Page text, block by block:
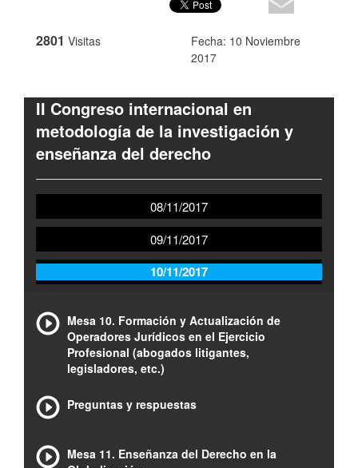
2801 Visitas
Fecha: 10 Noviembre
2017
II Congreso internacional en
metodología de la investigación y
enseñanza del derecho
08/11/2017
09/11/2017
10/11/2017
Mesa 10. Formación y Actualización de
Operadores Jurídicos en el Ejercicio
Profesional (abogados litigantes,
legisladores, etc.)
Preguntas y respuestas
Mesa 11. Enseñanza del Derecho en la